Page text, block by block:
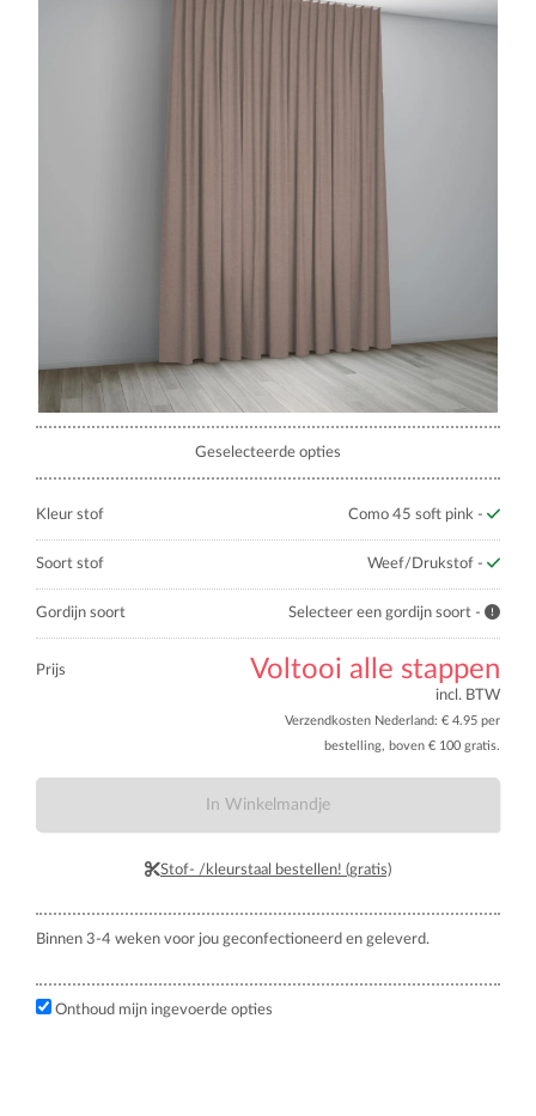
Geselecteerde opties
Kleur stof Como 45 soft pink -
Soort stof Weef/Drukstof -
Gordijn soort Selecteer een gordijn soort -
Prijs Voltooi alle stappen
incl. BTW
Verzendkosten Nederland: € 4.95 per
bestelling, boven € 100 gratis.
In Winkelmandje
Stof- /kleurstaal bestellen! (gratis)
Binnen 3-4 weken voor jou geconfectioneerd en geleverd.
Onthoud mijn ingevoerde opties